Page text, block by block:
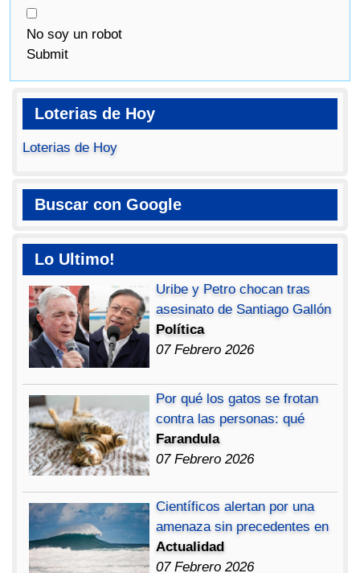
No soy un robot
Submit
Loterias de Hoy
Loterias de Hoy
Buscar con Google
Lo Ultimo!
Uribe y Petro chocan tras
asesinato de Santiago Gallón
Política
07 Febrero 2026
Por qué los gatos se frotan
contra las personas: qué
Farandula
07 Febrero 2026
Científicos alertan por una
amenaza sin precedentes en
Actualidad
07 Febrero 2026